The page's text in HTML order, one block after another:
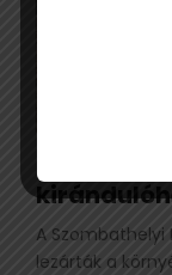
A
lezárták a